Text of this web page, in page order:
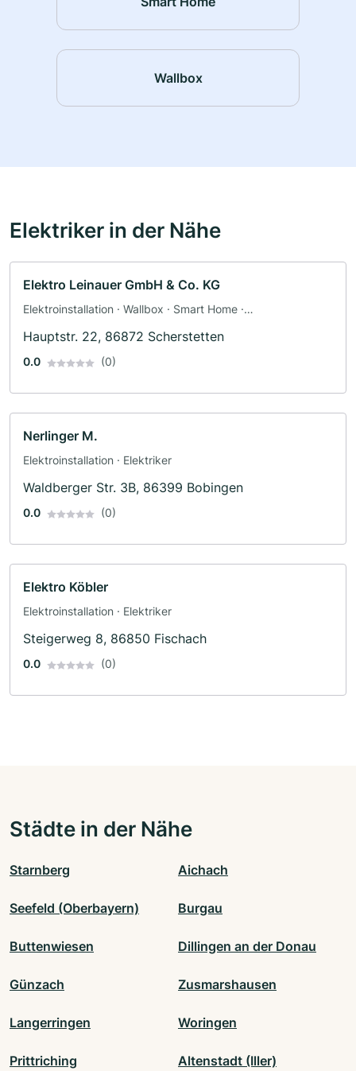
Wallbox
Elektriker in der Nähe
Elektro Leinauer GmbH & Co. KG
Elektroinstallation · Wallbox · Smart Home ·
Photovoltaik · Solaranlagen · Elektriker
Hauptstr. 22, 86872 Scherstetten
0.0 (0)
Nerlinger M.
Elektroinstallation · Elektriker
Waldberger Str. 3B, 86399 Bobingen
0.0 (0)
Elektro Köbler
Elektroinstallation · Elektriker
Steigerweg 8, 86850 Fischach
0.0 (0)
Städte in der Nähe
Starnberg Aichach
Seefeld (Oberbayern) Burgau
Buttenwiesen Dillingen an der Donau
Günzach Zusmarshausen
Langerringen Woringen
Prittriching Altenstadt (Iller)